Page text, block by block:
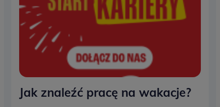
Jak znaleźć pracę na wakacje?